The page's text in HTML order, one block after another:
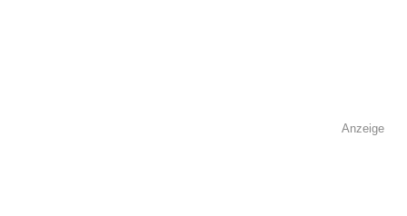
Anzeige